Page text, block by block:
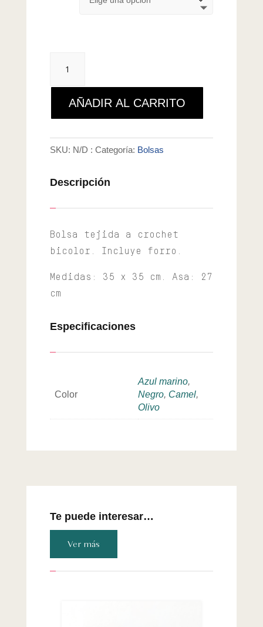
Alma
AÑADIR AL CARRITO
SKU: N/D Categoría: Bolsas
Descripción
Bolsa tejida a crochet
bicolor. Incluye forro.
Medidas: 35 x 35 cm. Asa: 27
cm
Especificaciones
Color
Azul marino,
Negro, Camel,
Olivo
Te puede interesar…
Ver más